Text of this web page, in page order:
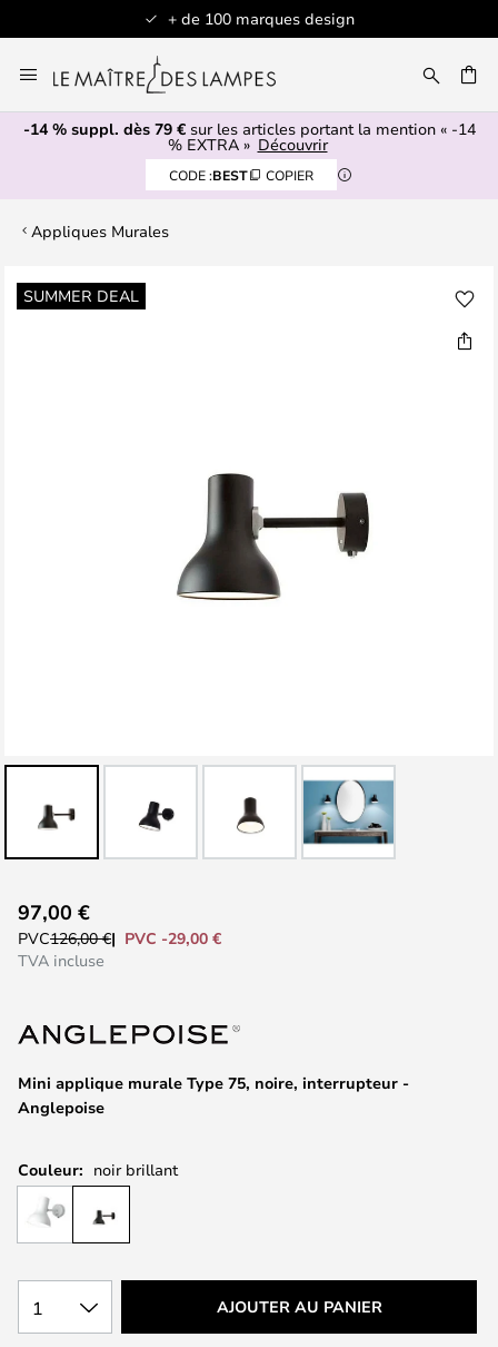
+ de 100 marques design
au
contenu
-14 % suppl. dès 79 €sur les articles portant la mention « -14
% EXTRA » Découvrir
CODE :BEST COPIER
Appliques Murales
SUMMER DEAL
Skip
to
to
the
the
gallery
Mini applique murale Type 75, noire, interrupteur -
Anglepoise
97,00 €
PVC126,00 €
PVC -29,00 €
TVA incluse
Couleur: noir brillant
1 AJOUTER AU PANIER